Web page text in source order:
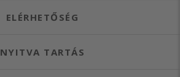
ELÉRHETŐSÉG
NYITVA TARTÁS